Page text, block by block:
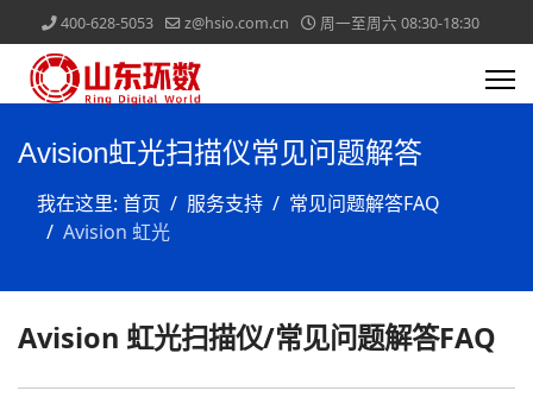
400-628-5053 z@hsio.com.cn 周一至周六 08:30-18:30
Avision虹光扫描仪常见问题解答
我在这里: 首页 服务支持
常见问题解答FAQ
Avision 虹光
Avision 虹光扫描仪/常见问题解答FAQ